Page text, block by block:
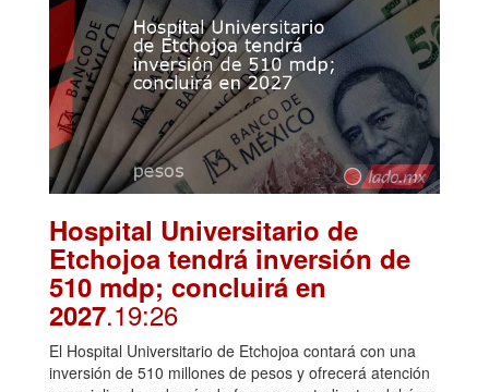
Hospital Universitario de
Etchojoa tendrá inversión de
510 mdp; concluirá en
2027.19:26
El Hospital Universitario de Etchojoa contará con una
inversión de 510 millones de pesos y ofrecerá atención